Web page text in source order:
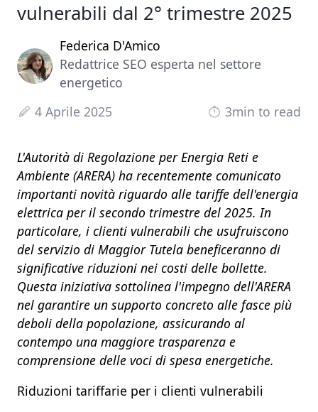
vulnerabili dal 2° trimestre 2025
Federica D'Amico
Redattrice SEO esperta nel settore
energetico
4 Aprile 2025
3min to read
L'Autorità di Regolazione per Energia Reti e
Ambiente (ARERA) ha recentemente comunicato
importanti novità riguardo alle tariffe dell'energia
elettrica per il secondo trimestre del 2025. In
particolare, i clienti vulnerabili che usufruiscono
del servizio di Maggior Tutela beneficeranno di
significative riduzioni nei costi delle bollette.
Questa iniziativa sottolinea l'impegno dell'ARERA
nel garantire un supporto concreto alle fasce più
deboli della popolazione, assicurando al
contempo una maggiore trasparenza e
comprensione delle voci di spesa energetiche.​
Riduzioni tariffarie per i clienti vulnerabili